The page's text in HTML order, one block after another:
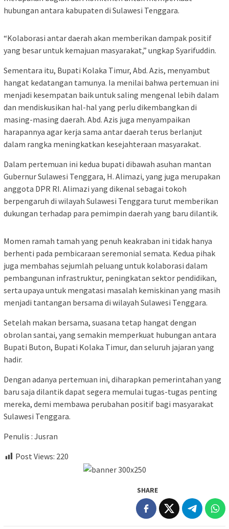
hubungan antara kabupaten di Sulawesi Tenggara.
“Kolaborasi antar daerah akan memberikan dampak positif
yang besar untuk kemajuan masyarakat,” ungkap Syarifuddin.
Sementara itu, Bupati Kolaka Timur, Abd. Azis, menyambut
hangat kedatangan tamunya. Ia menilai bahwa pertemuan ini
menjadi kesempatan baik untuk saling mengenal lebih dalam
dan mendiskusikan hal-hal yang perlu dikembangkan di
masing-masing daerah. Abd. Azis juga menyampaikan
harapannya agar kerja sama antar daerah terus berlanjut
dalam rangka meningkatkan kesejahteraan masyarakat.
Dalam pertemuan ini kedua bupati dibawah asuhan mantan
Gubernur Sulawesi Tenggara, H. Alimazi, yang juga merupakan
anggota DPR RI. Alimazi yang dikenal sebagai tokoh
berpengaruh di wilayah Sulawesi Tenggara turut memberikan
dukungan terhadap para pemimpin daerah yang baru dilantik.
Momen ramah tamah yang penuh keakraban ini tidak hanya
berhenti pada pembicaraan seremonial semata. Kedua pihak
juga membahas sejumlah peluang untuk kolaborasi dalam
pembangunan infrastruktur, peningkatan sektor pendidikan,
serta upaya untuk mengatasi masalah kemiskinan yang masih
menjadi tantangan bersama di wilayah Sulawesi Tenggara.
Setelah makan bersama, suasana tetap hangat dengan
obrolan santai, yang semakin memperkuat hubungan antara
Bupati Buton, Bupati Kolaka Timur, dan seluruh jajaran yang
hadir.
Dengan adanya pertemuan ini, diharapkan pemerintahan yang
baru saja dilantik dapat segera memulai tugas-tugas penting
mereka, demi membawa perubahan positif bagi masyarakat
Sulawesi Tenggara.
Penulis : Jusran
Post Views: 220
SHARE